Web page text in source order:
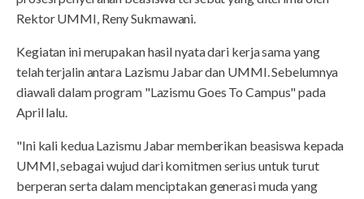
Rektor UMMI, Reny Sukmawani.
Kegiatan ini merupakan hasil nyata dari kerja sama yang
telah terjalin antara Lazismu Jabar dan UMMI. Sebelumnya
diawali dalam program "Lazismu Goes To Campus" pada
April lalu.
"Ini kali kedua Lazismu Jabar memberikan beasiswa kepada
UMMI, sebagai wujud dari komitmen serius untuk turut
berperan serta dalam menciptakan generasi muda yang